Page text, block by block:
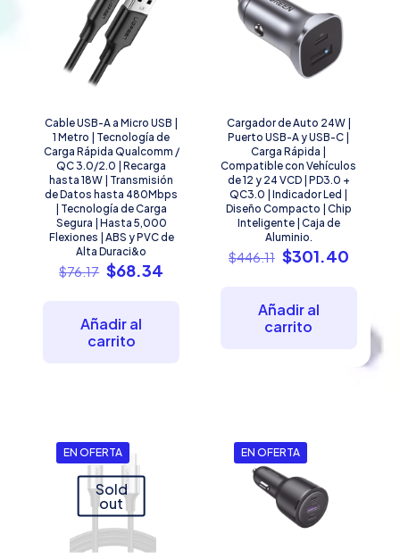
Cable USB-A a Micro USB |
1 Metro | Tecnología de
Carga Rápida Qualcomm /
QC 3.0/2.0 | Recarga
hasta 18W | Transmisión
de Datos hasta 480Mbps
| Tecnología de Carga
Segura | Hasta 5,000
Flexiones | ABS y PVC de
Alta Duraci&o
$76.17 El
precio
era:
$76.17.
$68.34
Añadir al
carrito
Cargador de Auto 24W |
Puerto USB-A y USB-C |
Carga Rápida |
Compatible con Vehículos
de 12 y 24 VCD | PD3.0 +
QC3.0 | Indicador Led |
Diseño Compacto | Chip
Inteligente | Caja de
Aluminio.
$446.11 El
precio
era:
$446.11.
$301.40El
Añadir al
carrito
EN OFERTA
Sold
out
EN OFERTA